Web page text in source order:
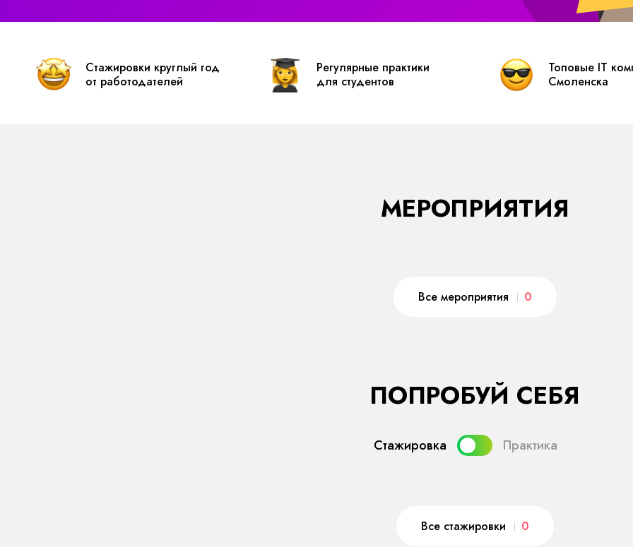
Стажировки круглый год
от работодателей
Регулярные практики
для студентов
Топовые IT
Смоленска
МЕРОПРИЯТИЯ
Все мероприятия 0
ПОПРОБУЙ СЕБЯ
Стажировка Практика
Все стажировки 0